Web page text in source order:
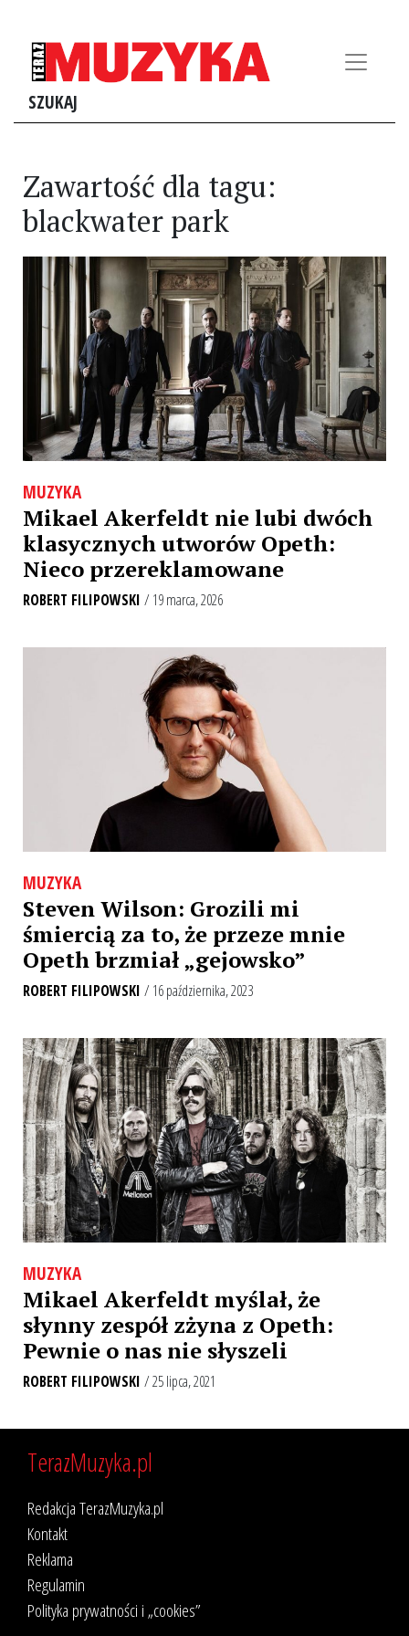
SZUKAJ
Zawartość dla tagu:
blackwater park
MUZYKA
Mikael Akerfeldt nie lubi dwóch
klasycznych utworów Opeth:
Nieco przereklamowane
ROBERT FILIPOWSKI / 19 marca, 2026
MUZYKA
Steven Wilson: Grozili mi
śmiercią za to, że przeze mnie
Opeth brzmiał „gejowsko”
ROBERT FILIPOWSKI / 16 października, 2023
MUZYKA
Mikael Akerfeldt myślał, że
słynny zespół zżyna z Opeth:
Pewnie o nas nie słyszeli
ROBERT FILIPOWSKI / 25 lipca, 2021
TerazMuzyka.pl
Redakcja TerazMuzyka.pl
Kontakt
Reklama
Regulamin
Polityka prywatności i „cookies”